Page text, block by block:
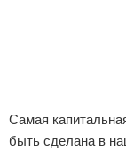
Самая
быть сделана в